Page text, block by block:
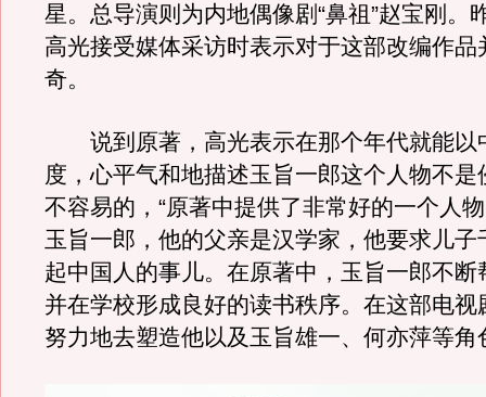
星。总导演则为内地偶像剧“鼻祖”赵宝刚。
高光接受媒体采访时表示对于这部改编作品
奇。
说到原著，高光表示在那个年代就能以
度，心平气和地描述玉旨一郎这个人物不是
不容易的，“原著中提供了非常好的一个人
玉旨一郎，他的父亲是汉学家，他要求儿子
起中国人的事儿。在原著中，玉旨一郎不断
并在学校形成良好的读书秩序。在这部电视
努力地去塑造他以及玉旨雄一、何亦萍等